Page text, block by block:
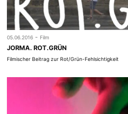
05.06.2016 - Film
JORMA. ROT.GRÜN
Filmischer Beitrag zur Rot/Grün-Fehlsichtigkeit